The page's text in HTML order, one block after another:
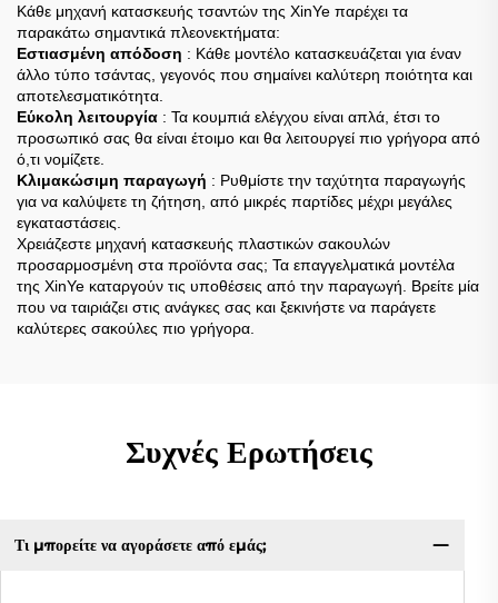
Κάθε μηχανή κατασκευής τσαντών της XinYe παρέχει τα
παρακάτω σημαντικά πλεονεκτήματα:
Εστιασμένη απόδοση : Κάθε μοντέλο κατασκευάζεται για έναν
άλλο τύπο τσάντας, γεγονός που σημαίνει καλύτερη ποιότητα και
αποτελεσματικότητα.
Εύκολη λειτουργία : Τα κουμπιά ελέγχου είναι απλά, έτσι το
προσωπικό σας θα είναι έτοιμο και θα λειτουργεί πιο γρήγορα από
ό,τι νομίζετε.
Κλιμακώσιμη παραγωγή : Ρυθμίστε την ταχύτητα παραγωγής
για να καλύψετε τη ζήτηση, από μικρές παρτίδες μέχρι μεγάλες
εγκαταστάσεις.
Χρειάζεστε μηχανή κατασκευής πλαστικών σακουλών
προσαρμοσμένη στα προϊόντα σας; Τα επαγγελματικά μοντέλα
της XinYe καταργούν τις υποθέσεις από την παραγωγή. Βρείτε μία
που να ταιριάζει στις ανάγκες σας και ξεκινήστε να παράγετε
καλύτερες σακούλες πιο γρήγορα.
Συχνές Ερωτήσεις
Τι μπορείτε να αγοράσετε από εμάς;